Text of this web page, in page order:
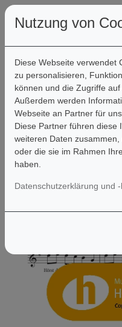
Nutzung von
Diese Webseite verwendet
zu personalisieren,
können und die Zugriffe
Außerdem werden
Webseite an Partner für
Diese Partner führen diese
weiteren Daten
oder die sie im Rahmen
haben.
Datenschutzerklärung und
Filter